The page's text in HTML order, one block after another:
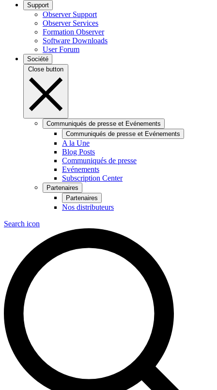
Support
Observer Support
Observer Services
Formation Observer
Software Downloads
User Forum
Société
Close button
Communiqués de presse et Evénements
Communiqués de presse et Evénements
A la Une
Blog Posts
Communiqués de presse
Evénements
Subscription Center
Partenaires
Partenaires
Nos distributeurs
Search icon